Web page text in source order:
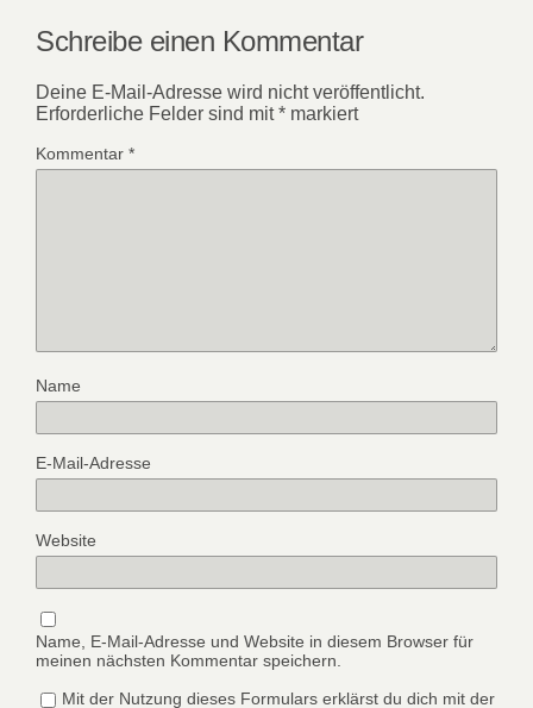
Schreibe einen Kommentar
Deine E-Mail-Adresse wird nicht veröffentlicht.
Erforderliche Felder sind mit* markiert
Kommentar *
Name
E-Mail-Adresse
Website
Name, E-Mail-Adresse und Website in diesem Browser für
meinen nächsten Kommentar speichern.
Mit der Nutzung dieses Formulars erklärst du dich mit der